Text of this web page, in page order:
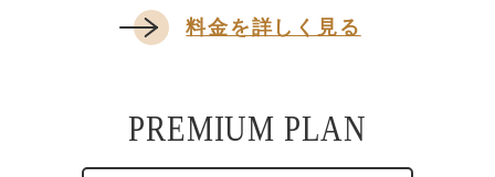
料金を詳しく見る
PREMIUM PLAN